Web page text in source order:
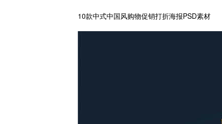
10款中式中国风购物促销打折海报PSD素材